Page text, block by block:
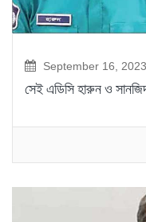
September 16, 2023
সেই এডিসি হারুন ও